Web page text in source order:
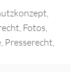
,
, Fotos,
, Presserecht,